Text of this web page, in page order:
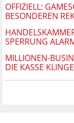
OFFIZIELL:
BESONDEREN
SPERRUNG
MILLIONEN-
DIE KASSE